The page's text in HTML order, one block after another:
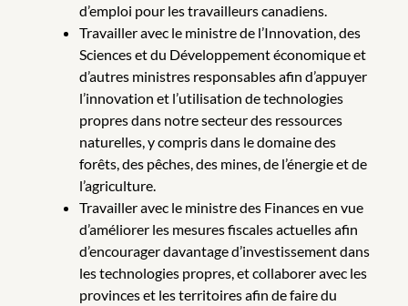
d’emploi pour les travailleurs canadiens.
Travailler avec le ministre de l’Innovation, des
Sciences et du Développement économique et
d’autres ministres responsables afin d’appuyer
l’innovation et l’utilisation de technologies
propres dans notre secteur des ressources
naturelles, y compris dans le domaine des
forêts, des pêches, des mines, de l’énergie et de
l’agriculture.
Travailler avec le ministre des Finances en vue
d’améliorer les mesures fiscales actuelles afin
d’encourager davantage d’investissement dans
les technologies propres, et collaborer avec les
provinces et les territoires afin de faire du